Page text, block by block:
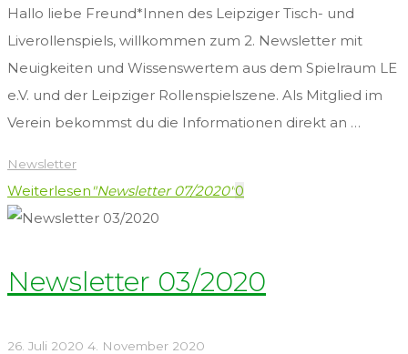
Hallo liebe Freund*Innen des Leipziger Tisch- und
Liverollenspiels, willkommen zum 2. Newsletter mit
Neuigkeiten und Wissenswertem aus dem Spielraum LE
e.V. und der Leipziger Rollenspielszene. Als Mitglied im
Verein bekommst du die Informationen direkt an …
Newsletter
Weiterlesen "Newsletter 07/2020"0
Newsletter 03/2020
26. Juli 2020 4. November 2020